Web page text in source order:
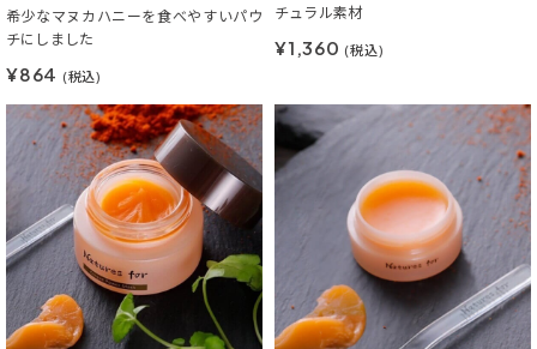
希少なマヌカハニーを食べやすいパウ
チにしました
¥864 (税込)
チュラル素材
¥1,360 (税込)